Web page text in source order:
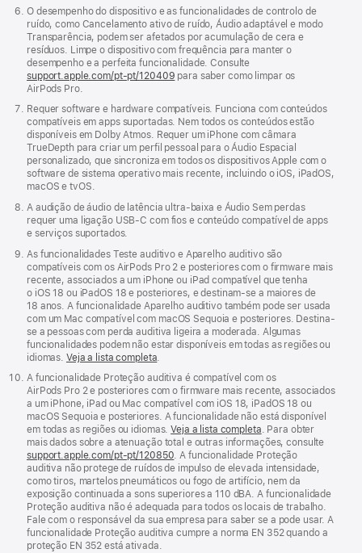
O desempenho do dispositivo e as funcionalidades de controlo de
ruído, como Cancelamento ativo de ruído, Áudio adaptável e modo
Transparência, podem ser afetados por acumulação de cera e
resíduos. Limpe o dispositivo com frequência para manter o
desempenho e a perfeita funcionalidade. Consulte
support.apple.com/pt-pt/120409 para saber como limpar os
AirPods Pro.
Requer software e hardware compatíveis. Funciona com conteúdos
compatíveis em apps suportadas. Nem todos os conteúdos estão
disponíveis em Dolby Atmos. Requer um iPhone com câmara
TrueDepth para criar um perfil pessoal para o Áudio Espacial
personalizado, que sincroniza em todos os dispositivos Apple com o
software de sistema operativo mais recente, incluindo o iOS, iPadOS,
macOS e tvOS.
A audição de áudio de latência ultra-baixa e Áudio Sem perdas
requer uma ligação USB-C com fios e conteúdo compatível de apps
e serviços suportados.
As funcionalidades Teste auditivo e Aparelho auditivo são
compatíveis com os AirPods Pro 2 e posteriores com o firmware mais
recente, associados a um iPhone ou iPad compatível que tenha
o iOS 18 ou iPadOS 18 e posteriores, e destinam‑se a maiores de
18 anos. A funcionalidade Aparelho auditivo também pode ser usada
com um Mac compatível com macOS Sequoia e posteriores. Destina-
se a pessoas com perda auditiva ligeira a moderada. Algumas
funcionalidades podem não estar disponíveis em todas as regiões ou
idiomas. Veja a lista completa
A funcionalidade Proteção auditiva é compatível com os
AirPods Pro 2 e posteriores com o firmware mais recente, associados
a um iPhone, iPad ou Mac compatível com iOS 18, iPadOS 18 ou
macOS Sequoia e posteriores. A funcionalidade não está disponível
em todas as regiões ou idiomas.Veja a lista completa. Para obter
mais dados sobre a atenuação total e outras informações, consulte
support.apple.com/pt-pt/120850. A funcionalidade Proteção
auditiva não protege de ruídos de impulso de elevada intensidade,
como tiros, martelos pneumáticos ou fogo de artifício, nem da
exposição continuada a sons superiores a 110 dBA. A funcionalidade
Proteção auditiva não é adequada para todos os locais de trabalho.
Fale com o responsável da sua empresa para saber se a pode usar. A
funcionalidade Proteção auditiva cumpre a norma EN 352 quando a
proteção EN 352 está ativada.